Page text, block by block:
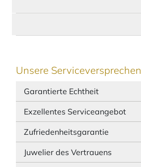
Unsere Serviceversprechen
Garantierte Echtheit
Exzellentes Serviceangebot
Zufriedenheitsgarantie
Juwelier des Vertrauens